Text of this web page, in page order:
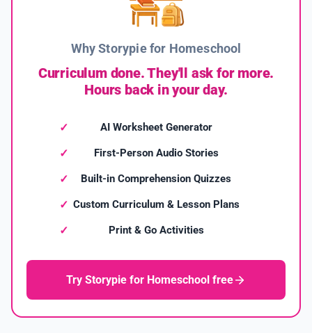
Why Storypie for Homeschool
Curriculum done. They'll ask for more.
Hours back in your day.
AI Worksheet Generator
First-Person Audio Stories
Built-in Comprehension Quizzes
Custom Curriculum & Lesson Plans
Print & Go Activities
Try Storypie for Homeschool free